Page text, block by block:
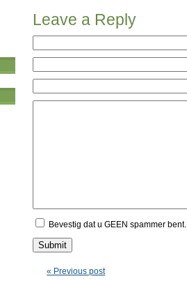
Leave a Reply
Bevestig dat u GEEN spammer bent.
« Previous post